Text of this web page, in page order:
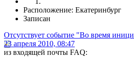
Расположение: Екатеринбург
Записан
Отсутствует событие "Во время
23 апреля 2010, 08:47
из входящей почты FAQ: